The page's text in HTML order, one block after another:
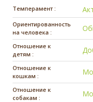
Темперамент :
Ориентированность
на человека :
Отношение к
детям :
Отношение к
кошкам :
Отношение к
собакам :